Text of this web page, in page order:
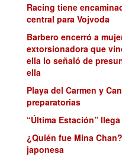
Racing tiene
central para Vojvoda
Barbero encerró a
extorsionadora que
ella lo señaló de
ella
Playa del Carmen y
preparatorias
“Última Estación”
¿Quién fue Mina
japonesa